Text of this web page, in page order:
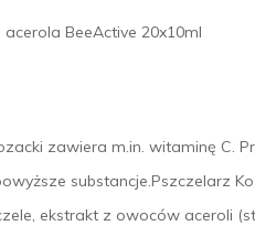
BeeActive 20x10ml
zawiera m.in. witaminę C.
substancje.Pszczelarz
ekstrakt z owoców aceroli